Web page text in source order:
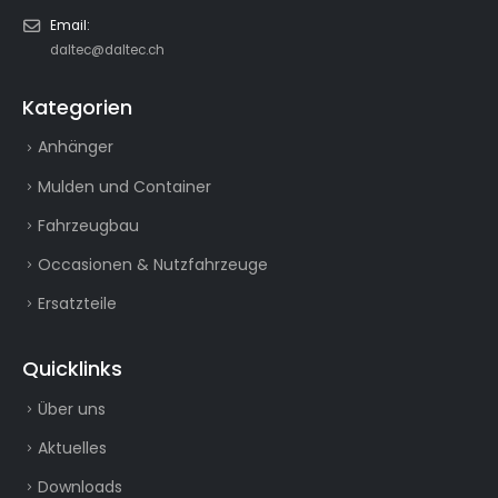
Email:
daltec@daltec.ch
Kategorien
Anhänger
Mulden und Container
Fahrzeugbau
Occasionen & Nutzfahrzeuge
Ersatzteile
Quicklinks
Über uns
Aktuelles
Downloads